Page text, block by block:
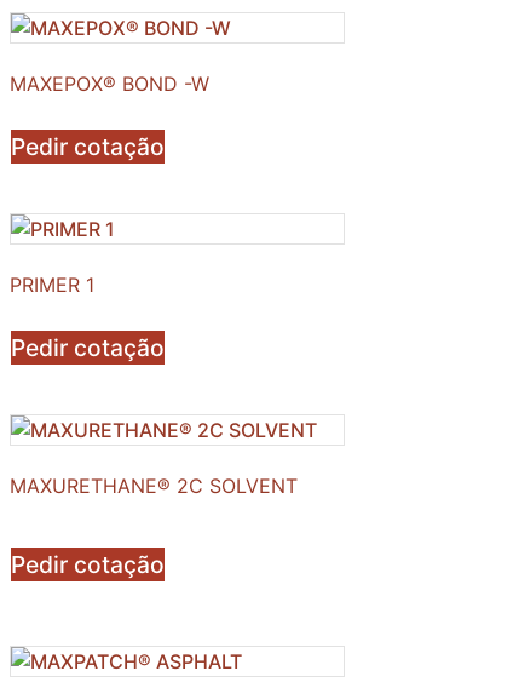
MAXEPOX® BOND -W
Pedir cotação
PRIMER 1
Pedir cotação
MAXURETHANE® 2C SOLVENT
Pedir cotação